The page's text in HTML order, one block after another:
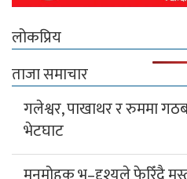
लोकप्रिय
ताजा समाचार
गलेश्वर, पाखाथर र रुममा
भेटघाट